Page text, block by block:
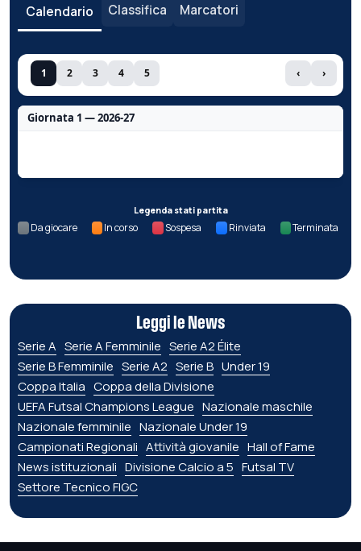
Calendario Classifica Marcatori
1 2 3 4 5 ‹ ›
Giornata 1 — 2026-27
Legenda stati partita
Da giocare In corso Sospesa Rinviata Terminata
Leggi le News
Serie A Serie A Femminile Serie A2 Élite
Serie B Femminile Serie A2 Serie B Under 19
Coppa Italia Coppa della Divisione
UEFA Futsal Champions League Nazionale maschile
Nazionale femminile Nazionale Under 19
Campionati Regionali Attività giovanile Hall of Fame
News istituzionali Divisione Calcio a 5 Futsal TV
Settore Tecnico FIGC